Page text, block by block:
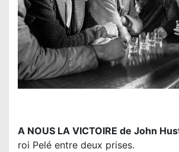
A NOUS LA VICTOIRE de John
roi Pelé entre deux prises.